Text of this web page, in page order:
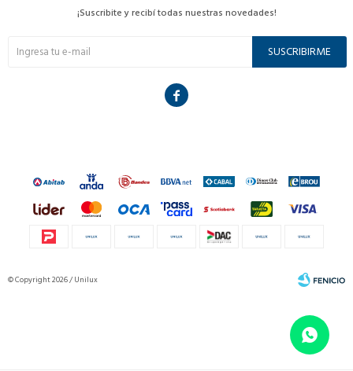
¡Suscribite y recibí todas nuestras novedades!
SUSCRIBIRME

© Copyright 2026 / Unilux